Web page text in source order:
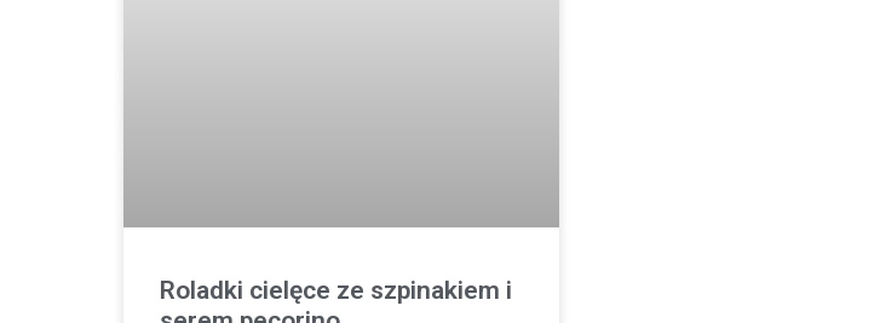
Roladki cielęce ze szpinakiem i